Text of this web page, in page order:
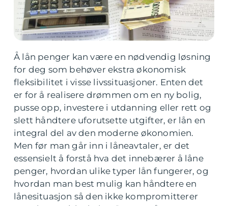
Å lån penger kan være en nødvendig løsning
for deg som behøver ekstra økonomisk
fleksibilitet i visse livssituasjoner. Enten det
er for å realisere drømmen om en ny bolig,
pusse opp, investere i utdanning eller rett og
slett håndtere uforutsette utgifter, er lån en
integral del av den moderne økonomien.
Men før man går inn i låneavtaler, er det
essensielt å forstå hva det innebærer å låne
penger, hvordan ulike typer lån fungerer, og
hvordan man best mulig kan håndtere en
lånesituasjon så den ikke kompromitterer